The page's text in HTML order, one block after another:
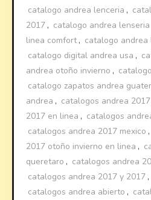
catalogo andrea lenceria ,
2017 , catalogo andrea lenseria
linea comfort, catalogo andrea
catalogo digital andrea usa ,
andrea otoño invierno ,
catalogo zapatos andrea
andrea , catalogos andrea 2017
2017 en linea , catalogos
catalogos andrea 2017 mexico ,
2017 otoño invierno en linea ,
queretaro , catalogos andrea
catalogos andrea 2017 y 2017 ,
catalogos andrea abierto ,